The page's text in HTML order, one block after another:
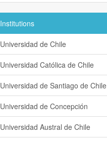
Institutions
Universidad de Chile
Universidad Católica de Chile
Universidad de Santiago de Chile
Universidad de Concepción
Universidad Austral de Chile